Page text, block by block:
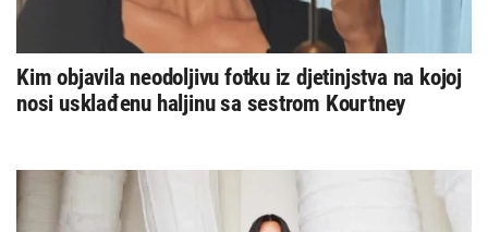
Kim objavila neodoljivu fotku iz djetinjstva na kojoj
nosi usklađenu haljinu sa sestrom Kourtney